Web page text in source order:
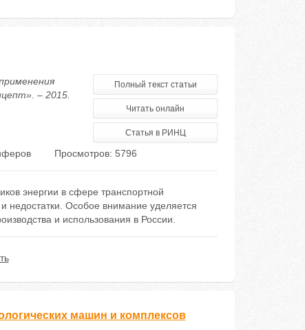
– 2015.
Полный текст статьи
Читать онлайн
Статья в РИНЦ
Просмотров: 5796
энергии в сфере транспортной
недостатки. Особое внимание уделяется
и использования в России.
машин и комплексов